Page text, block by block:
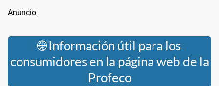
🌐 Información útil para los
consumidores en la página web de la
Profeco